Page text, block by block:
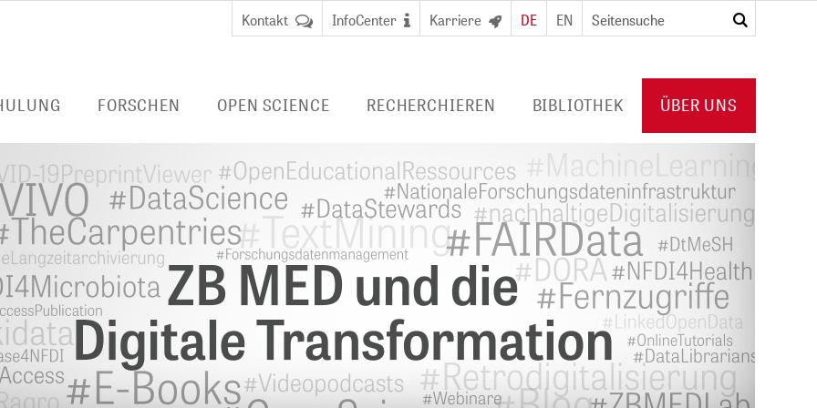
Kontakt InfoCenter Karriere DE EN suchen
FORSCHEN
BEI ZB MED
Data Science and Services
BibLabs
Wissensmanagement
PROJEKTE
PROJEKTE
OPEN SCIENCE
BERATEN
FORSCHUNGSDATENMANAGEMENT
Nationale
Forschungsdateninfrastruktur
(NFDI)
TERMINOLOGIEN
DIGITALE LANGZEITARCHIVIERUNG
RECHERCHIEREN
E-BOOKS/ E-JOURNALS/
FERNZUGRIFF
Virtueller
Benutzungsausweis/
Fernzugriff
CINAHL
HEALTH STUDY HUB
BIBLIOTHEK
FÜR BIBLIOTHEKEN
Konsortiallizenzen
Angebot und
Erwerbungsprofil
ÜBER UNS
VERANSTALTUNGEN
POLICIES
PUBLIKATIONEN VON ZB MED
KOOPERATIONEN
PRESSE
KARRIERE